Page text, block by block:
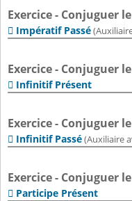
Exercice - Conjuguer
 Impératif Passé
Exercice - Conjuguer
 Infinitif Présent
Exercice - Conjuguer
 Infinitif Passé(Auxiliaire
Exercice - Conjuguer
 Participe Présent